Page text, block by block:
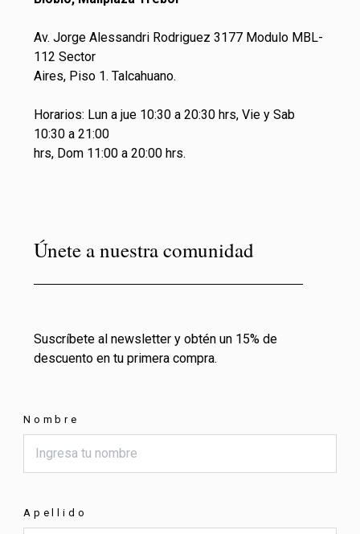
Av. Jorge Alessandri Rodriguez 3177 Modulo MBL-
112 Sector
Aires, Piso 1. Talcahuano.
Horarios: Lun a jue 10:30 a 20:30 hrs, Vie y Sab
10:30 a 21:00
hrs, Dom 11:00 a 20:00 hrs.
Únete a nuestra comunidad
Suscríbete al newsletter y obtén un 15% de
descuento en tu primera compra.
Nombre
Apellido